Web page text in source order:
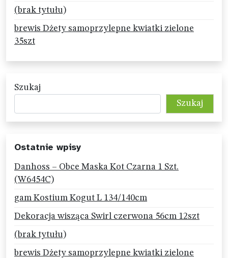
(brak tytułu)
brewis Dżety samoprzylepne kwiatki zielone
35szt
Szukaj
Szukaj
Ostatnie wpisy
Danhoss – Obce Maska Kot Czarna 1 Szt.
(W6454C)
gam Kostium Kogut L 134/140cm
Dekoracja wisząca Swirl czerwona 56cm 12szt
(brak tytułu)
brewis Dżety samoprzylepne kwiatki zielone